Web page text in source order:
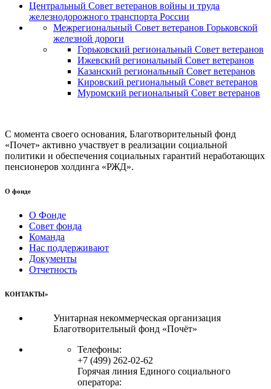
Центральный Совет ветеранов войны и труда
железнодорожного транспорта России
Межрегиональный Совет ветеранов Горьковской
железной дороги
Горьковский региональный Совет ветеранов
Ижевский региональный Совет ветеранов
Казанский региональный Совет ветеранов
Кировский региональный Совет ветеранов
Муромский региональный Совет ветеранов
С момента своего основания, Благотворительный фонд
«Почет» активно участвует в реализации социальной
политики и обеспечения социальных гарантий неработающих
пенсионеров холдинга «РЖД».
О фонде
О Фонде
Совет фонда
Команда
Нас поддерживают
Документы
Отчетность
КОНТАКТЫ»
Унитарная некоммерческая организация
Благотворительный фонд «Почёт»
Телефоны:
+7 (499) 262-02-62
Горячая линия Единого социального
оператора: